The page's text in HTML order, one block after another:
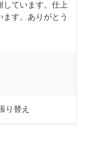
しています。仕上
す。ありがとう
り替え